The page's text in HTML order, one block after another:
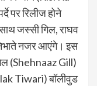
पर रिलीज होने
जस्सी गिल, राघव
नजर आएंगे। इस
(Shehnaaz Gill)
Tiwari) बॉलीवुड